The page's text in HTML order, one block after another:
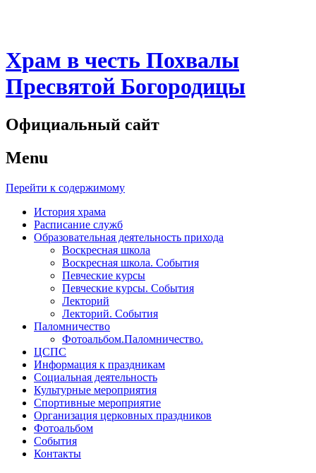
Храм в честь Похвалы
Пресвятой Богородицы
Официальный сайт
Menu
Перейти к содержимому
История храма
Расписание служб
Образовательная деятельность прихода
Воскресная школа
Воскресная школа. События
Певческие курсы
Певческие курсы. События
Лекторий
Лекторий. События
Паломничество
Фотоальбом.Паломничество.
ЦСПС
Информация к праздникам
Социальная деятельность
Культурные мероприятия
Спортивные мероприятие
Организация церковных праздников
Фотоальбом
События
Контакты